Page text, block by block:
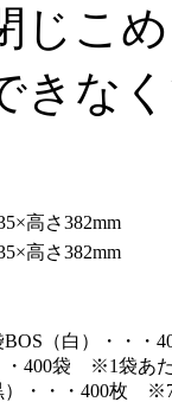
じこ
きな
高さ382mm
高さ382mm
BOS（白）・・
・400袋 ※1袋あ
）・・・400枚